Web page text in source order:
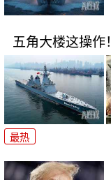
五角大楼这操作
最热